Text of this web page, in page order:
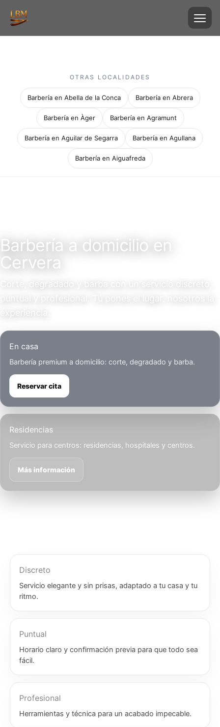
OTRAS LOCALIDADES
Barbería en Abella de la Conca Barbería en Abrera
Barbería en Àger Barbería en Agramunt
Barbería en Aguilar de Segarra Barbería en Agullana
Barbería en Aiguafreda
Barbería a domicilio en
Cervera
Corte, degradado y barba con un servicio discreto,
puntual y profesional. Tú pones el lugar, nosotros la
En casa
Barbería premium a domicilio: corte, degradado y barba.
Reservar cita
Residencias
Servicio para centros: residencias, hospitales y centros.
Más información
Discreto
Servicio elegante y sin prisas, adaptado a tu casa y tu
ritmo.
Puntual
Horario claro y confirmación previa para que todo sea
fácil.
Profesional
Herramientas y técnica para un acabado impecable.